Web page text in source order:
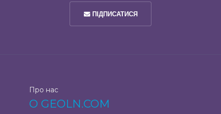
ПІДПИСАТИСЯ
Про нас
О GEOLN.COM